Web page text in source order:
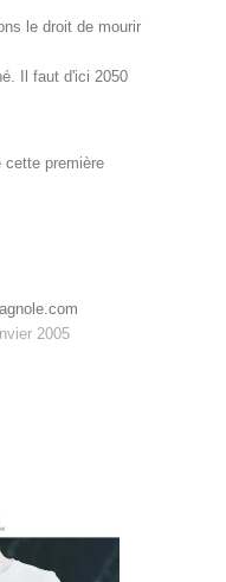
le droit de mourir
Il faut d'ici 2050
cette première
2005